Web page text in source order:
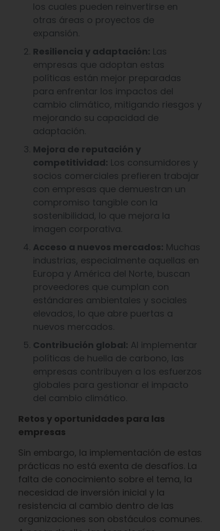
los cuales pueden reinvertirse en
otras áreas o proyectos de
expansión.
Resiliencia y adaptación: Las
empresas que adoptan estas
políticas están mejor preparadas
para enfrentar los impactos del
cambio climático, mitigando riesgos y
mejorando su capacidad de
adaptación.
Mejora de reputación y
competitividad: Los consumidores y
socios comerciales prefieren trabajar
con empresas que demuestran un
compromiso tangible con la
sostenibilidad, lo que mejora la
imagen corporativa.
Acceso a nuevos mercados: Muchas
industrias, especialmente aquellas en
Europa y América del Norte, buscan
proveedores que cumplan con
estándares ambientales y sociales
elevados, lo que abre puertas a
nuevos mercados.
Contribución global: Al implementar
políticas de huella de carbono, las
empresas contribuyen a los esfuerzos
globales para gestionar el impacto
del cambio climático.
Retos y oportunidades para las
empresas
Sin embargo, la implementación de estas
prácticas no está exenta de desafíos. La
falta de conocimiento sobre el tema, la
necesidad de inversión inicial y la
resistencia al cambio dentro de las
organizaciones son obstáculos comunes.